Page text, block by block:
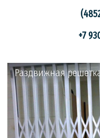
+7
Раздвижная